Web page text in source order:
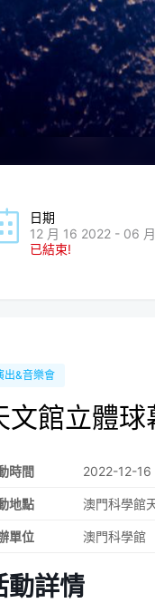
日期
12 月 16 2022 - 06
已結束!
出&音樂會
文館立體球
時間 2022-12-
地點 澳門科學館
單位 澳門科學館
動詳情